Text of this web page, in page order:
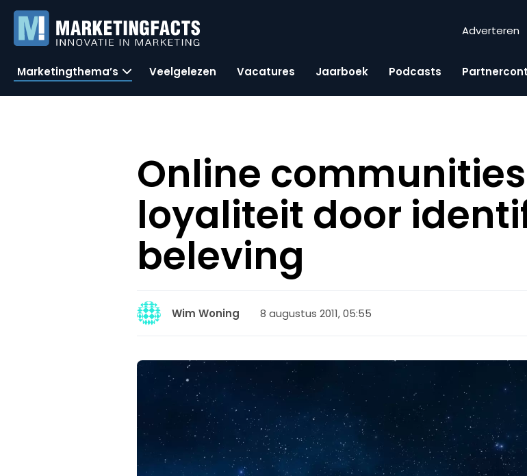
Adverteren
Marketingthema’s Veelgelezen Vacatures Jaarboek Podcasts
Online
loyaliteit door
beleving
Wim Woning 8 augustus 2011, 05:55